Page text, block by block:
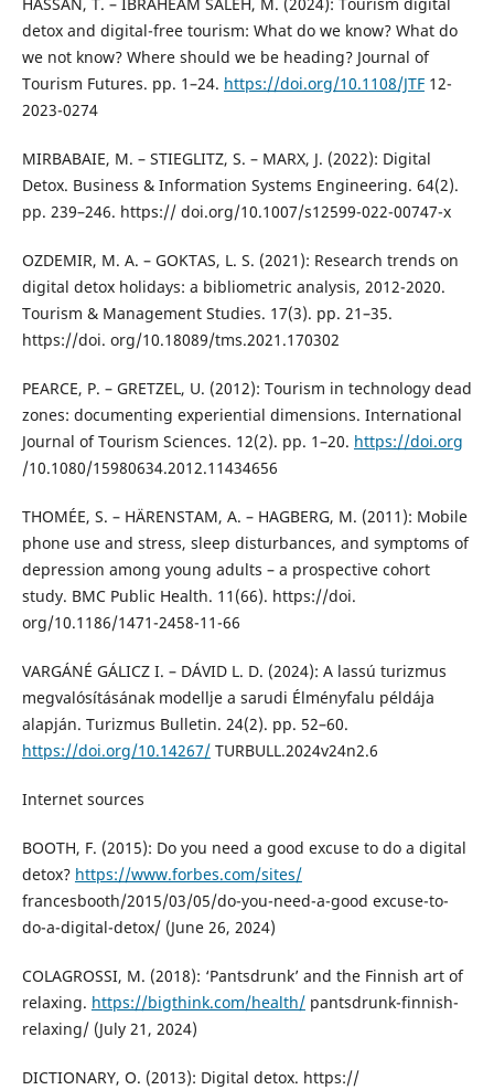
detox and digital-free tourism: What do we know? What do
we not know? Where should we be heading? Journal of
Tourism Futures. pp. 1–24. https://doi.org/10.1108/JTF12-
2023-0274
MIRBABAIE, M. – STIEGLITZ, S. – MARX, J. (2022): Digital
Detox. Business & Information Systems Engineering. 64(2).
pp. 239–246. https:// doi.org/10.1007/s12599-022-00747-x
OZDEMIR, M. A. – GOKTAS, L. S. (2021): Research trends on
digital detox holidays: a bibliometric analysis, 2012-2020.
Tourism & Management Studies. 17(3). pp. 21–35.
https://doi. org/10.18089/tms.2021.170302
PEARCE, P. – GRETZEL, U. (2012): Tourism in technology dead
zones: documenting experiential dimensions. International
Journal of Tourism Sciences. 12(2). pp. 1–20. https://doi.org
/10.1080/15980634.2012.11434656
THOMÉE, S. – HÄRENSTAM, A. – HAGBERG, M. (2011): Mobile
phone use and stress, sleep disturbances, and symptoms of
depression among young adults – a prospective cohort
study. BMC Public Health. 11(66). https://doi.
org/10.1186/1471-2458-11-66
VARGÁNÉ GÁLICZ I. – DÁVID L. D. (2024): A lassú turizmus
megvalósításának modellje a sarudi Élményfalu példája
alapján. Turizmus Bulletin. 24(2). pp. 52–60.
https://doi.org/10.14267/TURBULL.2024v24n2.6
Internet sources
BOOTH, F. (2015): Do you need a good excuse to do a digital
detox? https://www.forbes.com/sites/
francesbooth/2015/03/05/do-you-need-a-good excuse-to-
do-a-digital-detox/ (June 26, 2024)
COLAGROSSI, M. (2018): ‘Pantsdrunk’ and the Finnish art of
relaxing. https://bigthink.com/health/pantsdrunk-finnish-
relaxing/ (July 21, 2024)
DICTIONARY, O. (2013): Digital detox. https://